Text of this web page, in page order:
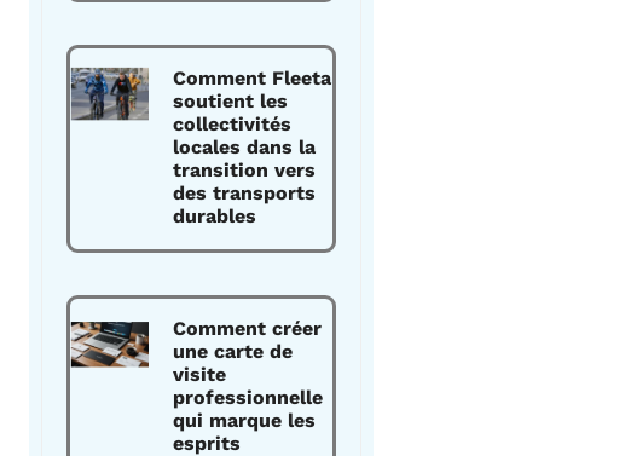
Comment Fleeta
soutient les
collectivités
locales dans la
transition vers
des transports
durables
Comment créer
une carte de
visite
professionnelle
qui marque les
esprits